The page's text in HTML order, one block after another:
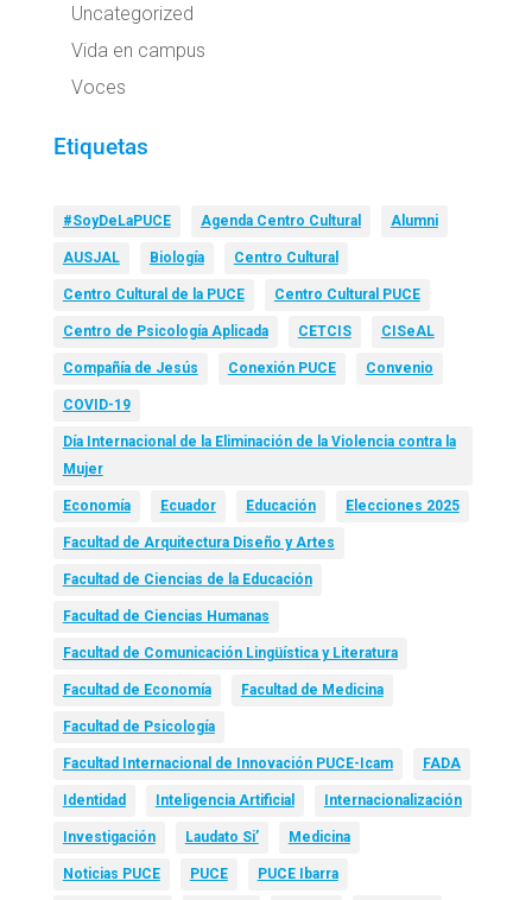
Uncategorized
Vida en campus
Voces
Etiquetas
#SoyDeLaPUCE Agenda Centro Cultural Alumni
AUSJAL Biología Centro Cultural
Centro Cultural de la PUCE Centro Cultural PUCE
Centro de Psicología Aplicada CETCIS CISeAL
Compañía de Jesús Conexión PUCE Convenio
COVID-19
Día Internacional de la Eliminación de la Violencia contra la
Mujer
Economía Ecuador Educación Elecciones 2025
Facultad de Arquitectura Diseño y Artes
Facultad de Ciencias de la Educación
Facultad de Ciencias Humanas
Facultad de Comunicación Lingüística y Literatura
Facultad de Economía Facultad de Medicina
Facultad de Psicología
Facultad Internacional de Innovación PUCE-Icam FADA
Identidad Inteligencia Artificial Internacionalización
Investigación Laudato Si’ Medicina
Noticias PUCE PUCE PUCE Ibarra